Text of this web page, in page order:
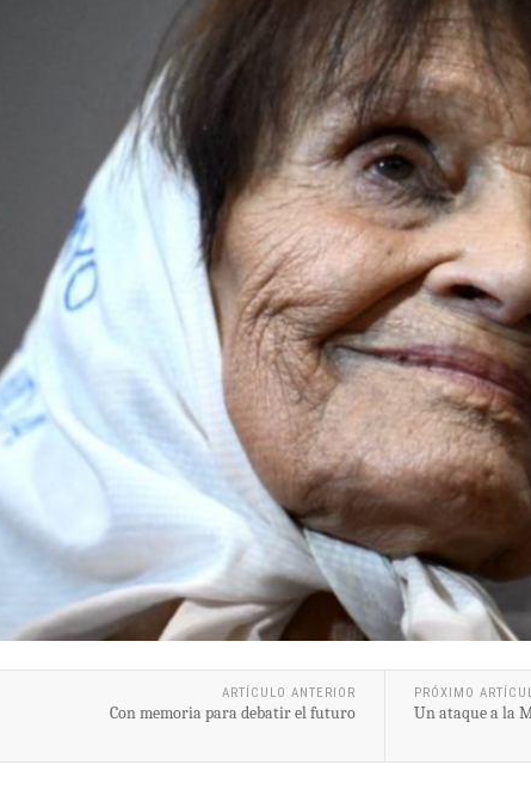
ARTÍCULO ANTERIOR
Con memoria para debatir el futuro
PRÓXIMO
Un ataque a la